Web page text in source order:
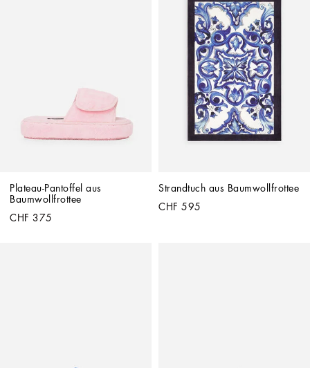
Plateau-Pantoffel aus
Baumwollfrottee
CHF 375
Strandtuch aus Baumwollfrottee
CHF 595